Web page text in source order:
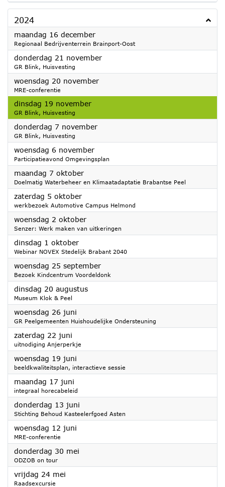
2024
maandag 16 december2024
Regionaal Bedrijventerrein Brainport-Oost
donderdag 21 november2024
GR Blink, Huisvesting
woensdag 20 november2024
MRE-conferentie
dinsdag 19 november2024
GR Blink, Huisvesting
donderdag 7 november2024
GR Blink, Huisvesting
woensdag 6 november2024
Participatieavond Omgevingsplan
maandag 7 oktober2024
Doelmatig Waterbeheer en Klimaatadaptatie Brabantse Peel
zaterdag 5 oktober2024
werkbezoek Automotive Campus Helmond
woensdag 2 oktober2024
Senzer: Werk maken van uitkeringen
dinsdag 1 oktober2024
Webinar NOVEX Stedelijk Brabant 2040
woensdag 25 september2024
Bezoek Kindcentrum Voordeldonk
dinsdag 20 augustus2024
Museum Klok & Peel
woensdag 26 juni
GR Peelgemeenten Huishoudelijke Ondersteuning
zaterdag 22 juni
uitnodiging Anjerperkje
woensdag 19 juni
beeldkwaliteitsplan, interactieve sessie
maandag 17 juni
integraal horecabeleid
donderdag 13 juni
Stichting Behoud Kasteelerfgoed Asten
woensdag 12 juni
MRE-conferentie
donderdag 30 mei
ODZOB on tour
vrijdag 24 mei
Raadsexcursie